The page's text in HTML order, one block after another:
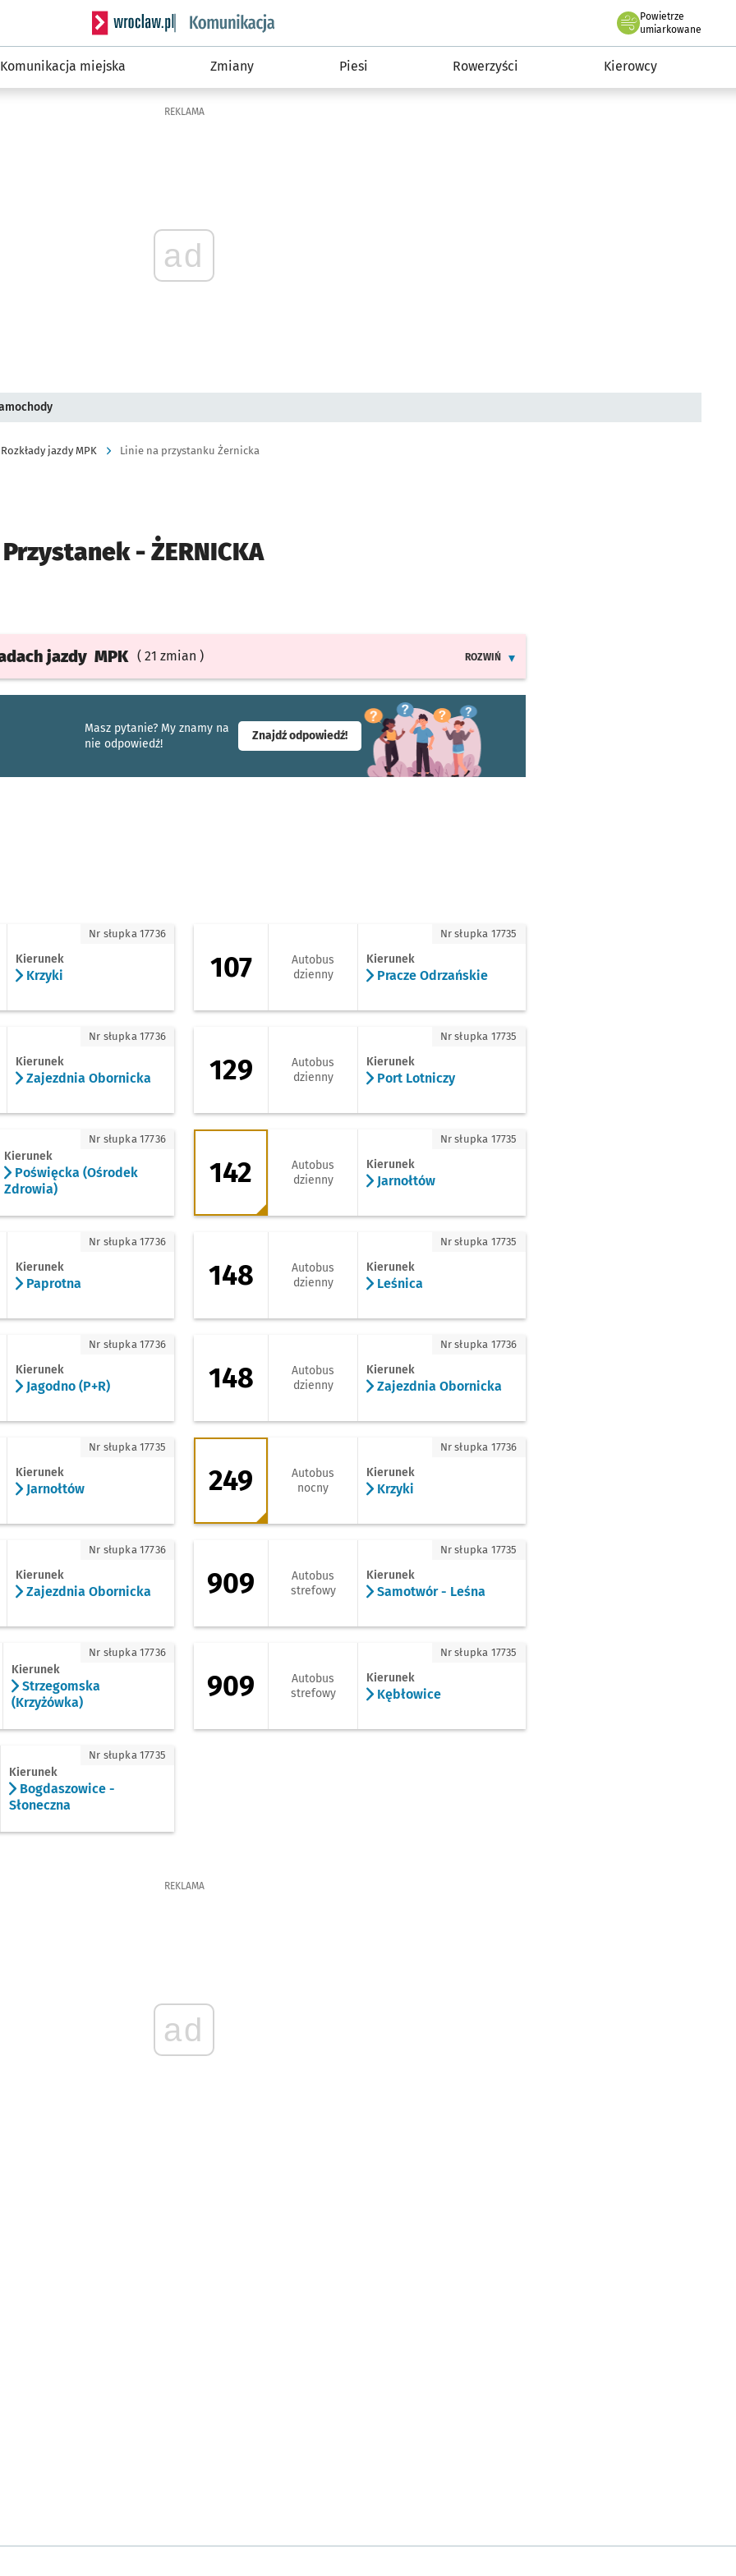
Serwis informacyjny wroclaw.pl podserwis: Komunikacja
Powietrze
we Wrocławiu
umiarkowane
Komunikacja miejska Zmiany Piesi Rowerzyści Kierowcy
REKLAMA
ad
Rozkłady jazdy MPK Linie na przystanku Żernicka
Przystanek -ŻERNICKA
jazdy MPK ( 21 zmian )
ROZWIŃ
Masz pytanie? My znamy na
nie odpowiedź!
Znajdź odpowiedź!- otworzy się w nowej karcie
Kierunek
Krzyki
Nr słupka 17736 107 - kierunek Pracze Odrzańskie
107
Autobus
dzienny
Kierunek
Pracze Odrzańskie
Nr słupka 17735
Obornicka
Kierunek
Zajezdnia Obornicka
Nr słupka 17736 129 - kierunek Port Lotniczy
129
Autobus
dzienny
Kierunek
Port Lotniczy
Nr słupka 17735
(Ośrodek Zdrowia)
Kierunek
Poświęcka (Ośrodek
Zdrowia)
Nr słupka 17736 142 - kierunek Jarnołtów
142
Autobus
dzienny
Kierunek
Jarnołtów
Nr słupka 17735
Kierunek
Paprotna
Nr słupka 17736
148
Autobus
dzienny
Kierunek
Leśnica
Nr słupka 17735
(P+R)
Kierunek
Jagodno (P+R)
Nr słupka 17736 148 - kierunek Zajezdnia Obornicka
148
Autobus
dzienny
Kierunek
Zajezdnia Obornicka
Nr słupka 17736
Kierunek
Jarnołtów
Nr słupka 17735 249 - kierunek Krzyki
249
Autobus
nocny
Kierunek
Krzyki
Nr słupka 17736
Obornicka
Kierunek
Zajezdnia Obornicka
Nr słupka 17736 909 - kierunek Samotwór - Leśna
909
Autobus
strefowy
Kierunek
Samotwór - Leśna
Nr słupka 17735
(Krzyżówka)
Kierunek
Strzegomska
(Krzyżówka)
Nr słupka 17736
909
Autobus
strefowy
Kierunek
Kębłowice
Nr słupka 17735
- Słoneczna
Kierunek
Bogdaszowice -
Słoneczna
Nr słupka 17735
REKLAMA
ad